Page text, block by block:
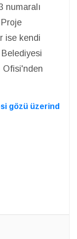
numaralı
ise kendi
Ofisi'nden
gözü üzerind